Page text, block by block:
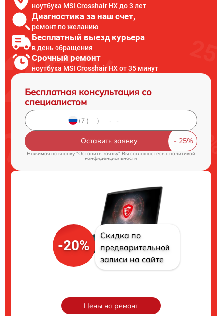
ноутбука MSI Crosshair HX до 3 лет
Диагностика за наш счет,
ремонт по желанию
Бесплатный выезд курьера
в день обращения
Срочный ремонт
ноутбука MSI Crosshair HX от 35 минут
Бесплатная консультация со
специалистом
Оставить заявку
Нажимая на кнопку "Оставить заявку" Вы соглашаетесь cполитикой
конфиденциальности
-20%
Скидка по
предварительной
записи на сайте
Цены на ремонт